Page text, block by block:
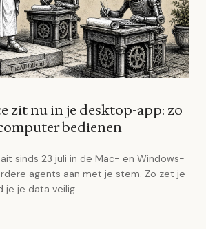
zit nu in je desktop-app: zo
bedienen
sinds 23 juli in de Mac- en Windows-
agents aan met je stem. Zo zet je
je je data veilig.